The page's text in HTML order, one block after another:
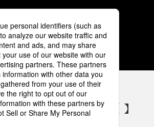
2 3 4 5
クの電気設備 SNSアカウント